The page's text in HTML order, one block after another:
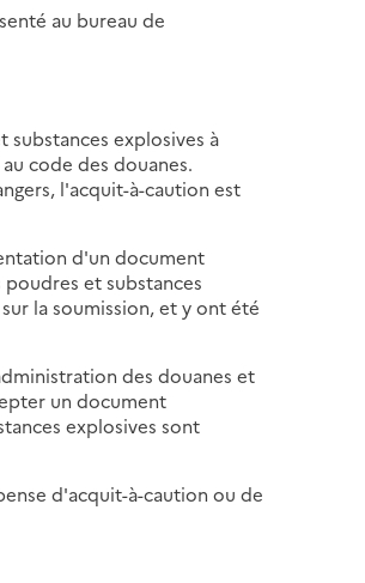
au bureau de
substances explosives à
code des douanes.
l'acquit-à-caution est
d'un document
et substances
la soumission, et y ont été
des douanes et
un document
explosives sont
d'acquit-à-caution ou de